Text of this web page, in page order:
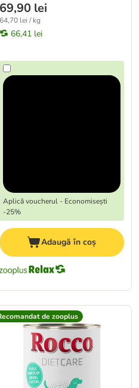
69,90 lei
64,70 lei / kg
66,41 lei
Aplică voucherul - Economisești
-25%
Adaugă în coș
de zooplus